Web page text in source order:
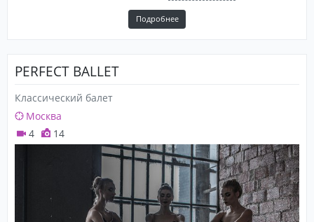
Подробнее
PERFECT BALLET
Классический балет
Москва
4
14